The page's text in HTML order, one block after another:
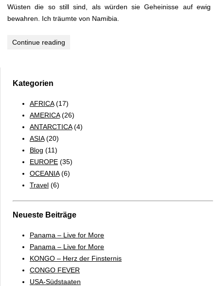
Wüsten die so still sind, als würden sie Geheinisse auf ewig
bewahren. Ich träumte von Namibia.
Continue reading
Kategorien
AFRICA(17)
AMERICA(26)
ANTARCTICA(4)
ASIA(20)
Blog (11)
EUROPE (35)
OCEANIA(6)
Travel (6)
Neueste Beiträge
Panama – Live for More
Panama – Live for More
KONGO – Herz der Finsternis
CONGO FEVER
USA-Südstaaten